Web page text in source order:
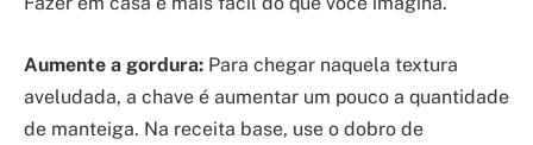
Aumente a gordura: Para chegar naquela textura
aveludada, a chave é aumentar um pouco a quantidade
de manteiga. Na receita base, use o dobro de